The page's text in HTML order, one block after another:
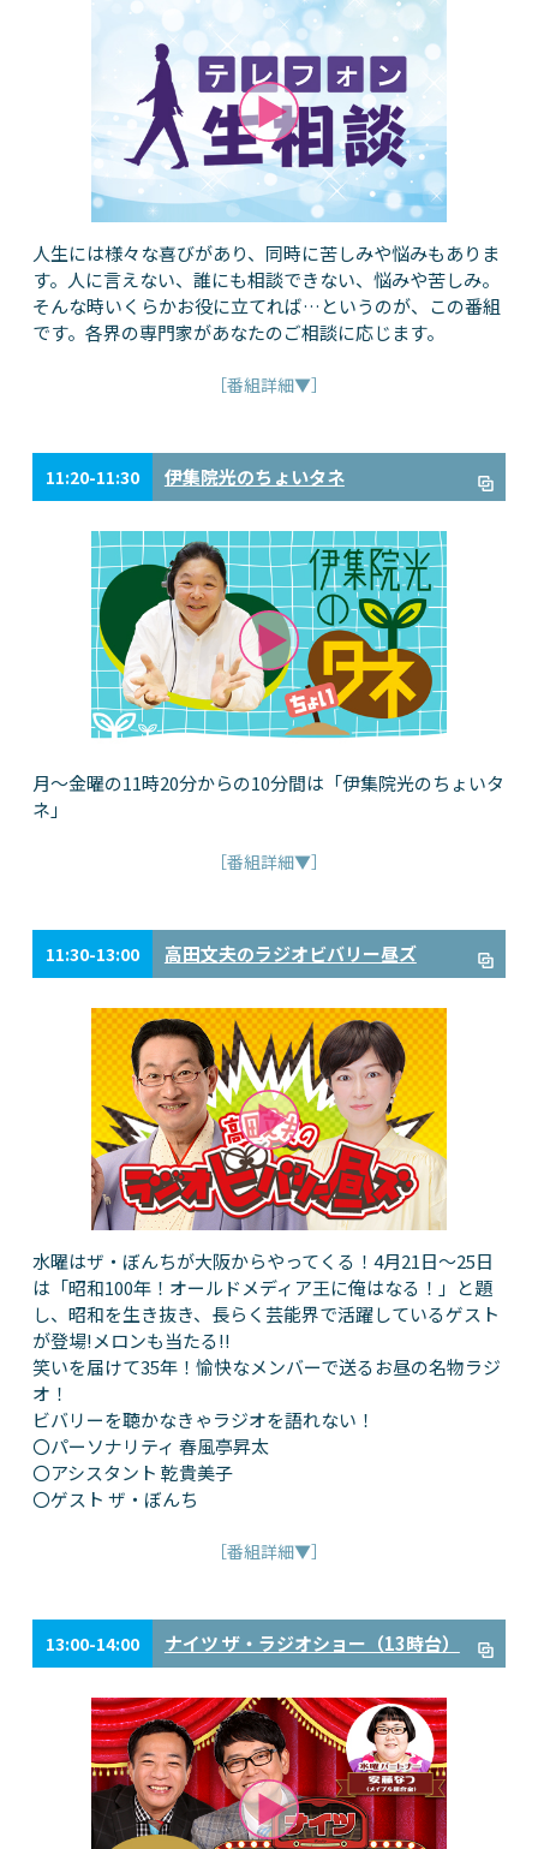
人生には様々な喜びがあり、同時に苦しみや悩みもありま
す。人に言えない、誰にも相談できない、悩みや苦しみ。
そんな時いくらかお役に立てれば…というのが、この番組
です。各界の専門家があなたのご相談に応じます。
［番組詳細▼］
11:20-11:30 伊集院光のちょいタネ
月～金曜の11時20分からの10分間は「伊集院光のちょいタ
ネ」
［番組詳細▼］
11:30-13:00 高田文夫のラジオビバリー昼ズ
水曜はザ・ぼんちが大阪からやってくる！4月21日～25日
は「昭和100年！オールドメディア王に俺はなる！」と題
し、昭和を生き抜き、長らく芸能界で活躍しているゲスト
が登場!メロンも当たる!!
笑いを届けて35年！愉快なメンバーで送るお昼の名物ラジ
オ！
ビバリーを聴かなきゃラジオを語れない！
〇パーソナリティ 春風亭昇太
〇アシスタント 乾貴美子
〇ゲスト ザ・ぼんち
［番組詳細▼］
13:00-14:00 ナイツ ザ・ラジオショー（13時台）